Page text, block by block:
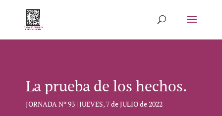
La prueba de los hechos.
JORNADA Nº 93 | JUEVES, 7 de JULIO de 2022